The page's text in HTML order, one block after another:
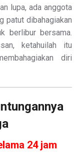
lupa, ada anggota
patut dibahagiakan
berlibur bersama.
ketahuilah itu
diri
24 jam